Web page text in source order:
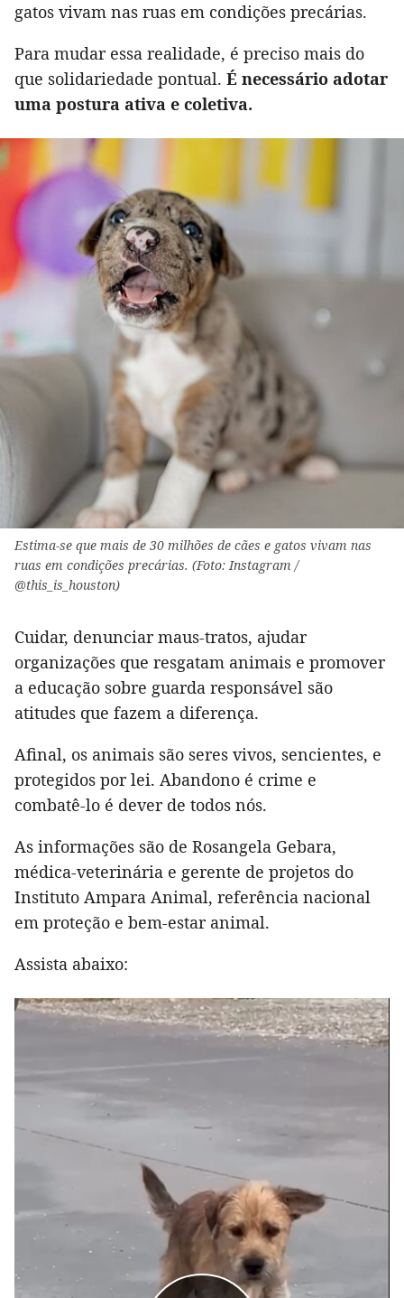
gatos vivam nas ruas em condições precárias.
Para mudar essa realidade, é preciso mais do
que solidariedade pontual. É necessário adotar
uma postura ativa e coletiva.
Estima-se que mais de 30 milhões de cães e gatos vivam nas
ruas em condições precárias. (Foto: Instagram /
@this_is_houston)
Cuidar, denunciar maus-tratos, ajudar
organizações que resgatam animais e promover
a educação sobre guarda responsável são
atitudes que fazem a diferença.
Afinal, os animais são seres vivos, sencientes, e
protegidos por lei. Abandono é crime e
combatê-lo é dever de todos nós.
As informações são de Rosangela Gebara,
médica-veterinária e gerente de projetos do
Instituto Ampara Animal, referência nacional
em proteção e bem-estar animal.
Assista abaixo: